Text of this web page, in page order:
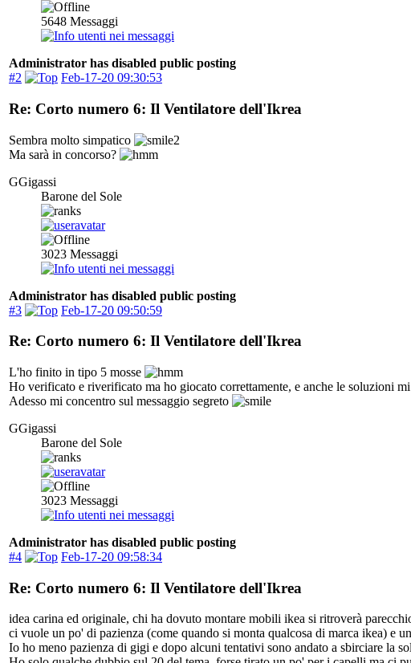
5648 Messaggi
Administrator has disabled public posting
#2
Feb-17-20 09:30:53
Re: Corto numero 6: Il Ventilatore dell'Ikrea
Sembra molto simpatico
Ma sarà in concorso?
GGigassi
Barone del Sole
3023 Messaggi
Administrator has disabled public posting
#3
Feb-17-20 09:50:59
Re: Corto numero 6: Il Ventilatore dell'Ikrea
L'ho finito in tipo 5 mosse
Ho verificato e riverificato ma ho giocato correttamente, e anche le soluzioni
Adesso mi concentro sul messaggio segreto
GGigassi
Barone del Sole
3023 Messaggi
Administrator has disabled public posting
#4
Feb-17-20 09:58:34
Re: Corto numero 6: Il Ventilatore dell'Ikrea
idea carina ed originale, chi ha dovuto montare mobili ikea si ritroverà
ci vuole un po' di pazienza (come quando si monta qualcosa di marca ikea) e
Io ho meno pazienza di gigi e dopo alcuni tentativi sono andato a sbirciare la